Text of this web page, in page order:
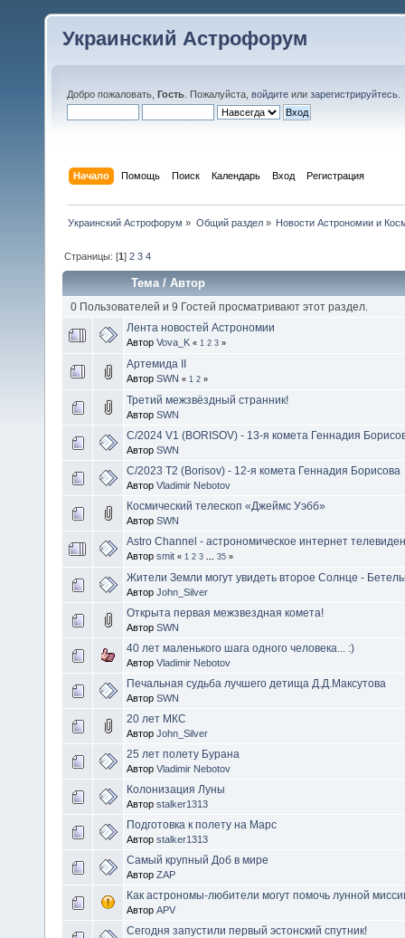
Украинский Астрофорум
Добро пожаловать, Гость . Пожалуйста, войдите или зарегистрируйтесь
Начало Помощь Поиск Календарь Вход Регистрация
Украинский Астрофорум » Общий раздел» Новости Астрономии и
Страницы: [1]2 3 4
Тема/Автор
0 Пользователей и 9 Гостей просматривают этот раздел.
Лента новостей Астрономии
Автор Vova_K « 1 2 3 »
Артемида II
Автор SWN « 1 2 »
Третий межзвёздный странник!
Автор SWN
C/2024 V1 (BORISOV) - 13-я комета Геннадия
Автор SWN
C/2023 T2 (Borisov) - 12-я комета Геннадия Борисова
Автор Vladimir Nebotov
Космический телескоп «Джеймс Уэбб»
Автор SWN
Astro Channel - астрономическое интернет
Автор smit « 1 2 3 35 »
Жители Земли могут увидеть второе Солнце -
Автор John_Silver
Открыта первая межзвездная комета!
Автор SWN
40 лет маленького шага одного человека... :)
Автор Vladimir Nebotov
Печальная судьба лучшего детища Д.Д.Максутова
Автор SWN
20 лет МКС
Автор John_Silver
25 лет полету Бурана
Автор Vladimir Nebotov
Колонизация Луны
Автор stalker1313
Подготовка к полету на Марс
Автор stalker1313
Самый крупный Доб в мире
Автор ZAP
Как астрономы-любители могут помочь лунной
Автор APV
Сегодня запустили первый эстонский спутник!